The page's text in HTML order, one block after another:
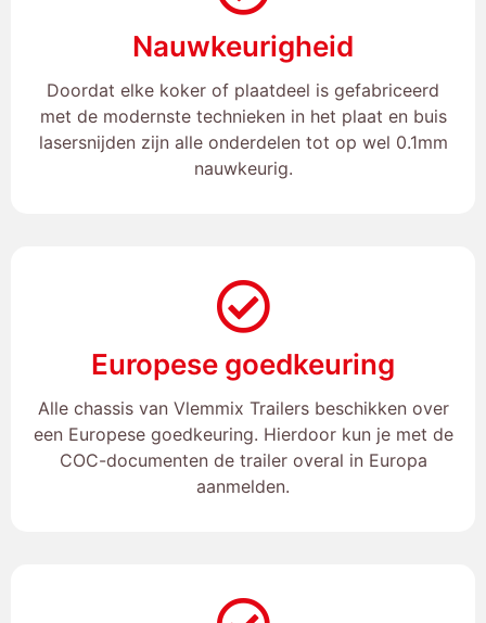
Nauwkeurigheid
Doordat elke koker of plaatdeel is gefabriceerd
met de modernste technieken in het plaat en buis
lasersnijden zijn alle onderdelen tot op wel 0.1mm
nauwkeurig.
Europese goedkeuring
Alle chassis van Vlemmix Trailers beschikken over
een Europese goedkeuring. Hierdoor kun je met de
COC-documenten de trailer overal in Europa
aanmelden.